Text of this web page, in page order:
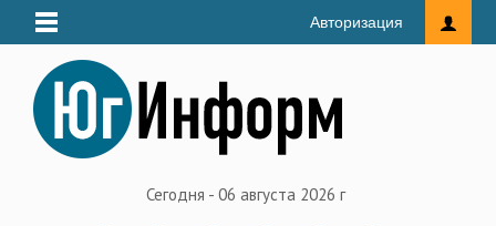
Авторизация
Сегодня - 06 августа 2026 г